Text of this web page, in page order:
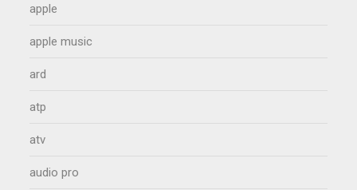
apple
apple music
ard
atp
atv
audio pro